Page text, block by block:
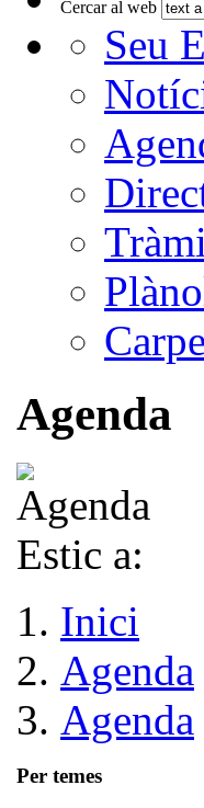
Cercar al web
Seu
Agenda
Estic a:
Inici
Agenda
Agenda
Per temes